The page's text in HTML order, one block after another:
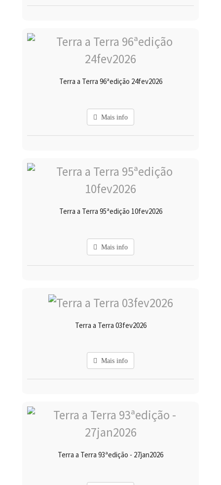
Terra a Terra 96ªedição 24fev2026
Mais info
Terra a Terra 95ªedição 10fev2026
Mais info
Terra a Terra 03fev2026
Mais info
Terra a Terra 93ªedição - 27jan2026